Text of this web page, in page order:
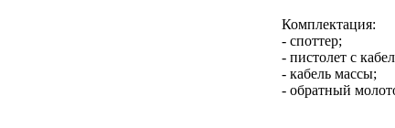
Комплектация:
- споттер;
- пистолет с
- кабель массы;
- обратный